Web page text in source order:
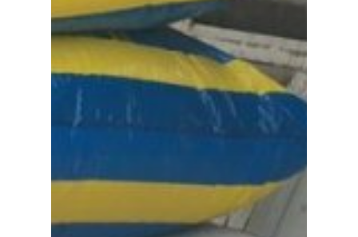
Proyectos
Vaca Mecánica
Villas Pesqueras